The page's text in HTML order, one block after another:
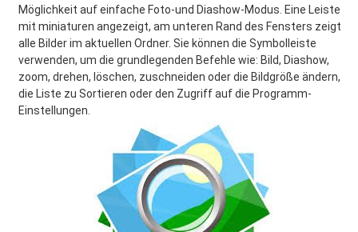
Möglichkeit auf einfache Foto-und Diashow-Modus. Eine Leiste
mit miniaturen angezeigt, am unteren Rand des Fensters zeigt
alle Bilder im aktuellen Ordner. Sie können die Symbolleiste
verwenden, um die grundlegenden Befehle wie: Bild, Diashow,
zoom, drehen, löschen, zuschneiden oder die Bildgröße ändern,
die Liste zu Sortieren oder den Zugriff auf die Programm-
Einstellungen.